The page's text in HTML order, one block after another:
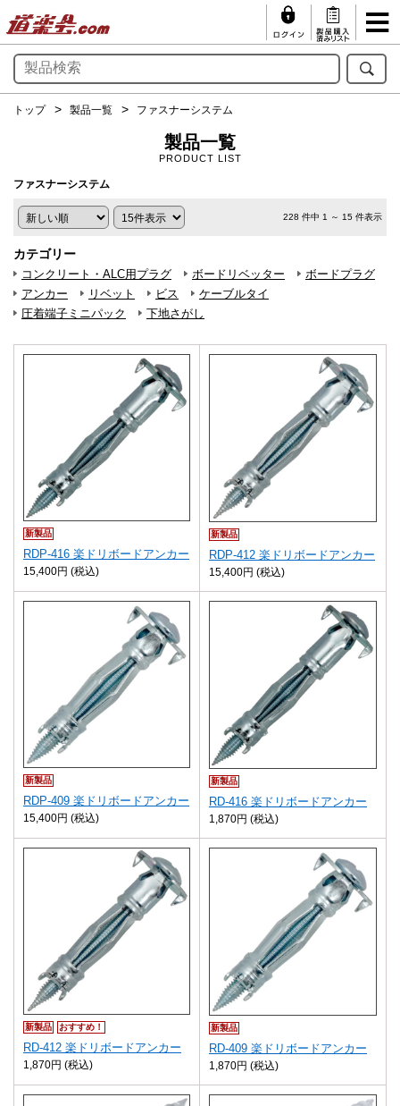
トップ 製品一覧 ファスナーシステム
製品一覧
PRODUCT LIST
ファスナーシステム
228 件中 1 ～ 15 件表示
カテゴリー
コンクリート・ALC用プラグ ボードリベッター
ボードプラグ
アンカー
リベット ビス
ケーブルタイ
圧着端子ミニパック
下地さがし
新製品
RDP-416 楽ドリボードアンカー
15,400円 (税込)
新製品
RDP-412 楽ドリボードアンカー
15,400円 (税込)
新製品
RDP-409 楽ドリボードアンカー
15,400円 (税込)
新製品
RD-416 楽ドリボードアンカー
1,870円 (税込)
新製品 おすすめ！
RD-412 楽ドリボードアンカー
1,870円 (税込)
新製品
RD-409 楽ドリボードアンカー
1,870円 (税込)